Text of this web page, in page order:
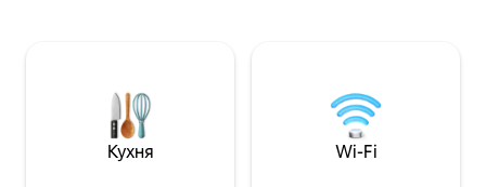
Кухня Wi-Fi